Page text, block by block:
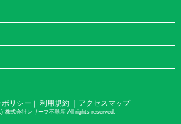
リシー ｜ 利用規約 ｜アクセスマップ
株式会社レリーフ不動産 All rights reserved.